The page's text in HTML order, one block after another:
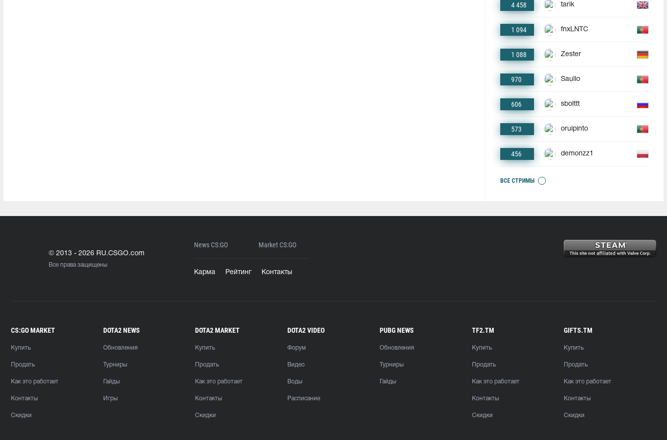
4 458 tarik
1 094 fnxLNTC
1 088 Zester
970 Saullo
606 sbolttt
573 oruipinto
456 demonzz1
ВСЕ СТРИМЫ
© 2013 - 2026 RU.CSGO.com
Все права защищены
News CS:GO Market CS:GO
Карма Рейтинг Контакты
CS:GO MARKET
Купить
Продать
Как это работает
Контакты
Скидки
DOTA2 NEWS
Обновления
Турниры
Гайды
Игры
DOTA2 MARKET
Купить
Продать
Как это работает
Контакты
Скидки
DOTA2 VIDEO
Форум
Видео
Воды
Расписание
PUBG NEWS
Обновления
Турниры
Гайды
TF2.TM
Купить
Продать
Как это работает
Контакты
Скидки
GIFTS.TM
Купить
Продать
Как это работает
Контакты
Скидки